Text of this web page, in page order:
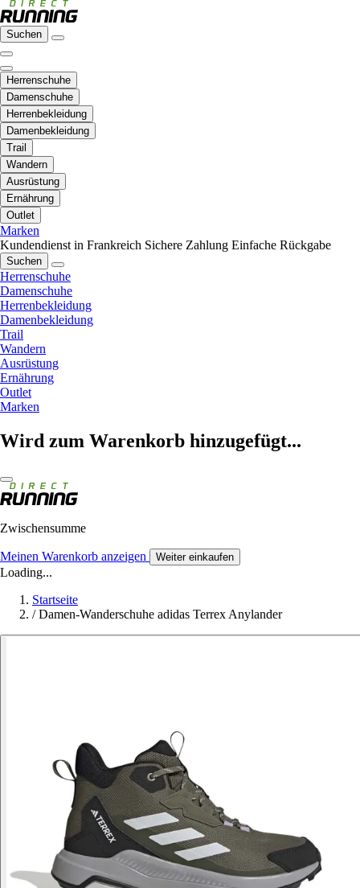
Suchen
Herrenschuhe
Damenschuhe
Herrenbekleidung
Damenbekleidung
Trail
Wandern
Ausrüstung
Ernährung
Outlet
Marken
Kundendienst in Frankreich Sichere Zahlung Einfache Rückgabe
Suchen
Herrenschuhe
Damenschuhe
Herrenbekleidung
Damenbekleidung
Trail
Wandern
Ausrüstung
Ernährung
Outlet
Marken
Wird zum Warenkorb hinzugefügt...
Zwischensumme
Meinen Warenkorb anzeigen Weiter einkaufen
Loading...
Startseite
/ Damen-Wanderschuhe adidas Terrex Anylander